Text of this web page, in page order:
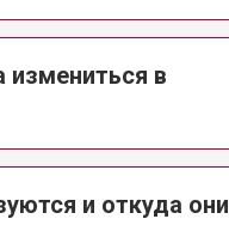
в
и откуда они